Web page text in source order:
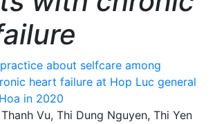
about selfcare among
heart failure at Hop Luc general
in 2020
Vu, Thi Dung Nguyen, Thi Yen